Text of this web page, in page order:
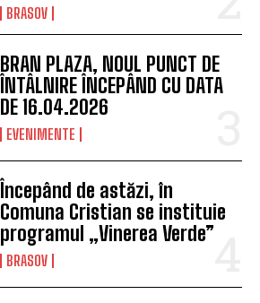
BRASOV
BRAN PLAZA, NOUL PUNCT DE
ÎNTÂLNIRE ÎNCEPÂND CU DATA
DE 16.04.2026
EVENIMENTE
Începând de astăzi, în
Comuna Cristian se instituie
programul „Vinerea Verde”
BRASOV